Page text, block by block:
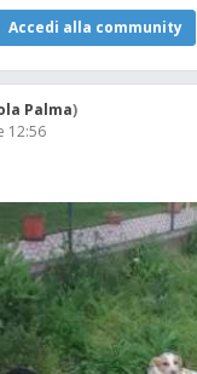
Accedi alla community
Palma)
12:56